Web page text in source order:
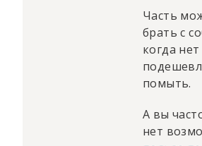
Часть
брать с
когда
помыть.
А вы
нет